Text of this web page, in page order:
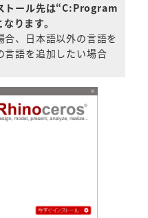
トール先は“C:Program
ります。
、日本語以外の言語を
言語を追加したい場合